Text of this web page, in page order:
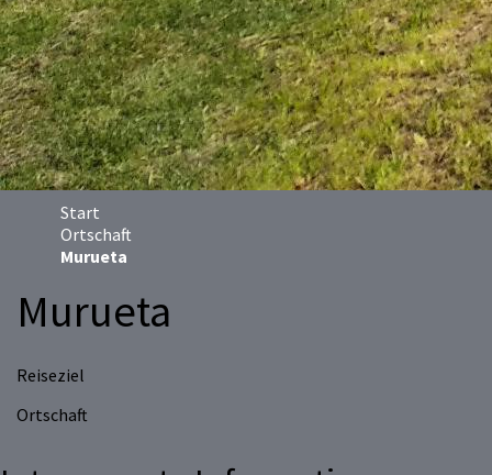
Start
Ortschaft
Murueta
Murueta
Reiseziel
Ortschaft